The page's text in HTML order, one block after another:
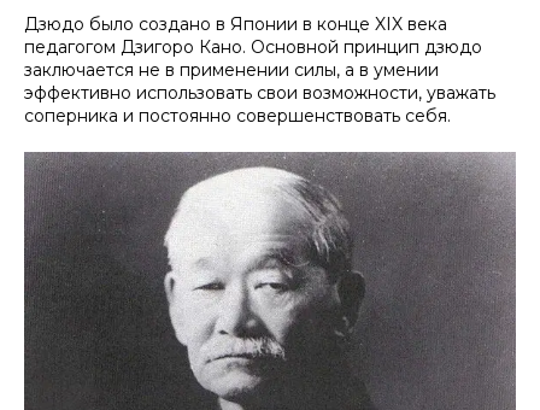
Дзюдо было создано в Японии в конце XIX века
педагогом Дзигоро Кано. Основной принцип дзюдо
заключается не в применении силы, а в умении
эффективно использовать свои возможности, уважать
соперника и постоянно совершенствовать себя.